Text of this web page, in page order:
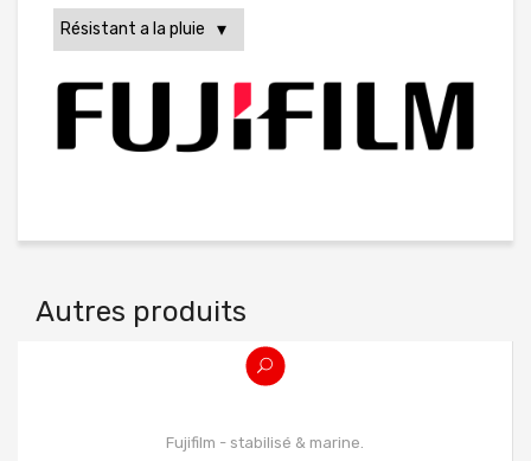
Autres produits
Fujifilm - stabilisé & marine.